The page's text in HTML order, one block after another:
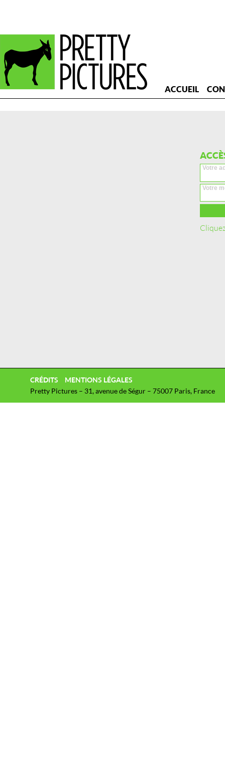
ACCUEIL
Votre
Votre
CRÉDITS
MENTIONS LÉGALES
Pretty Pictures – 31, avenue de Ségur – 75007 Paris, France